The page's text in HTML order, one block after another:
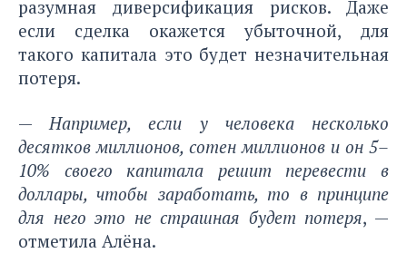
разумная диверсификация рисков. Даже
если сделка окажется убыточной, для
такого капитала это будет незначительная
потеря.
— Например, если у человека несколько
десятков миллионов, сотен миллионов и он 5–
10% своего капитала решит перевести в
доллары, чтобы заработать, то в принципе
для него это не страшная будет потеря, —
отметила Алёна.